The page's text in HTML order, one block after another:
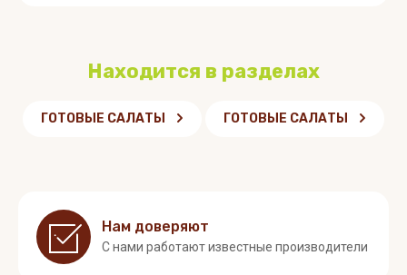
Находится в разделах
ГОТОВЫЕ САЛАТЫ ГОТОВЫЕ САЛАТЫ
Нам доверяют
С нами работают известные производители